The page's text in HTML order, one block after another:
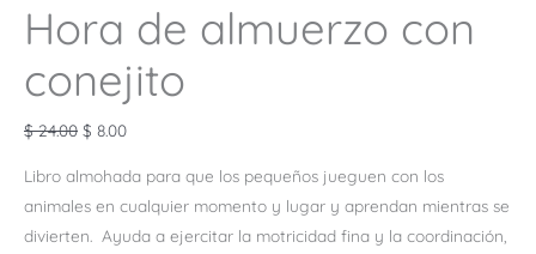
Hora de almuerzo con
conejito
$24.00 $ 8.00
Libro almohada para que los pequeños jueguen con los
animales en cualquier momento y lugar y aprendan mientras se
divierten. Ayuda a ejercitar la motricidad fina y la coordinación,